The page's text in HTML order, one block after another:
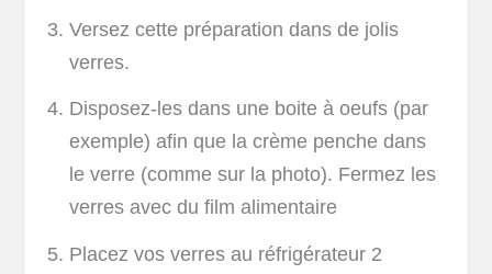
Versez cette préparation dans de jolis
verres.
Disposez-les dans une boite à oeufs (par
exemple) afin que la crème penche dans
le verre (comme sur la photo). Fermez les
verres avec du film alimentaire
Placez vos verres au réfrigérateur 2